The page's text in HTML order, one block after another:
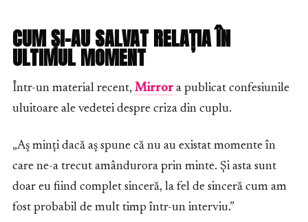
CUM ȘI-AU SALVAT RELAȚIA ÎN
ULTIMUL MOMENT
Într-un material recent, Mirror a publicat confesiunile
uluitoare ale vedetei despre criza din cuplu.
„Aș minți dacă aș spune că nu au existat momente în
care ne-a trecut amândurora prin minte. Și asta sunt
doar eu fiind complet sinceră, la fel de sinceră cum am
fost probabil de mult timp într-un interviu.”